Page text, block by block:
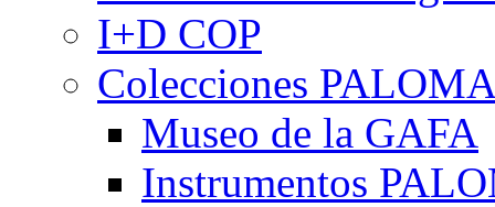
I+D COP
Colecciones
Museo de la GAFA
Instrumentos